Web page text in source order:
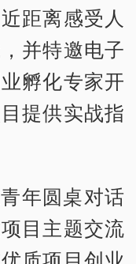
距离感受人
并特邀电子
孵化专家开
提供实战指
年圆桌对话
目主题交流